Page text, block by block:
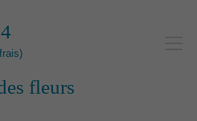
fleurs